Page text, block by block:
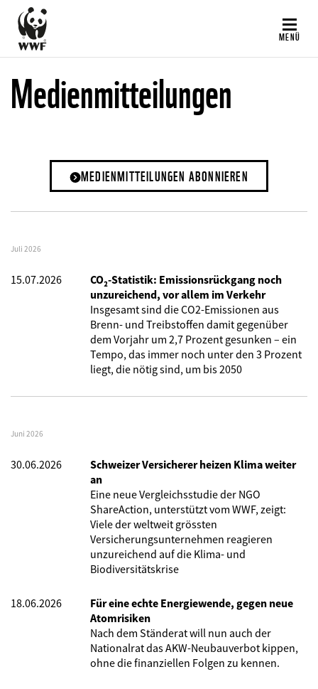
Direkt
zum
Inhalt
MENÜ
Medienmitteilungen
MEDIENMITTEILUNGEN ABONNIEREN
Juli 2026
15.07.2026
CO₂-Statistik: Emissionsrückgang noch
unzureichend, vor allem im Verkehr
Insgesamt sind die CO2-Emissionen aus
Brenn- und Treibstoffen damit gegenüber
dem Vorjahr um 2,7 Prozent gesunken – ein
Tempo, das immer noch unter den 3 Prozent
liegt, die nötig sind, um bis 2050
Juni 2026
30.06.2026
Schweizer Versicherer heizen Klima weiter
an
Eine neue Vergleichsstudie der NGO
ShareAction, unterstützt vom WWF, zeigt:
Viele der weltweit grössten
Versicherungsunternehmen reagieren
unzureichend auf die Klima- und
Biodiversitätskrise
18.06.2026
Für eine echte Energiewende, gegen neue
Atomrisiken
Nach dem Ständerat will nun auch der
Nationalrat das AKW-Neubauverbot kippen,
ohne die finanziellen Folgen zu kennen.